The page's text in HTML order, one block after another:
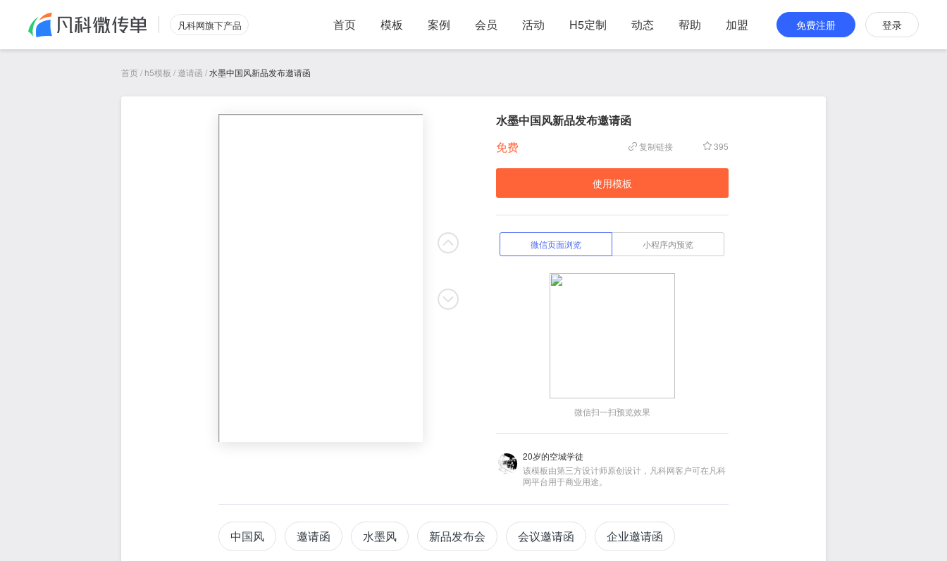
凡科网旗下产品 首页 模板 案例 会员 活动 H5定制 动态 帮助 加盟 免费注册 登录
首页/ h5模板 /邀请函 /水墨中国风新品发布邀请函
水墨中国风新品发布邀请函
免费
复制链接 395
使用模板
微信页面浏览 小程序内预览
微信扫一扫预览效果
20岁的空城学徒
该模板由第三方设计师原创设计，凡科网客户可在凡科
网平台用于商业用途。
中国风 邀请函 水墨风 新品发布会 会议邀请函 企业邀请函